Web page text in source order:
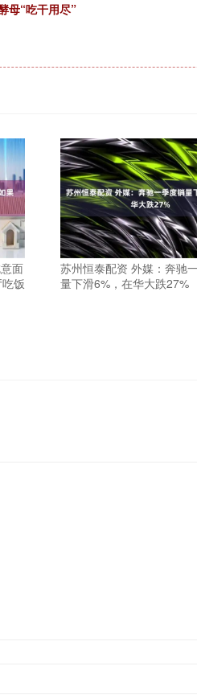
母“吃干用尽”
面
饭
苏州恒泰配资 外媒：奔驰
量下滑6%，在华大跌27%